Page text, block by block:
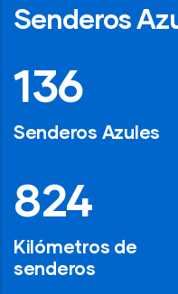
Senderos
194
Senderos Azules
1,200
Kilómetros de
senderos